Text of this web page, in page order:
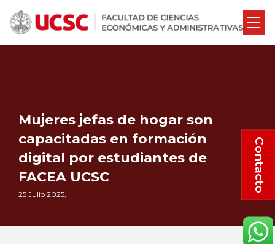
Mujeres jefas de hogar son
capacitadas en formación
digital por estudiantes de
FACEA UCSC
25 Julio 2025,
Contacto